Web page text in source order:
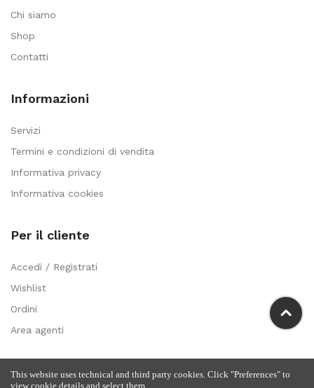
Chi siamo
Shop
Contatti
Informazioni
Servizi
Termini e condizioni di vendita
Informativa privacy
Informativa cookies
Per il cliente
Accedi / Registrati
Wishlist
Ordini
Area agenti
This website uses technical and third party cookies. Click "Preferences" to
view cookie details and select them.